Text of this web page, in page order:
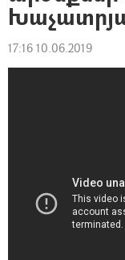
17:16 10.06.2019